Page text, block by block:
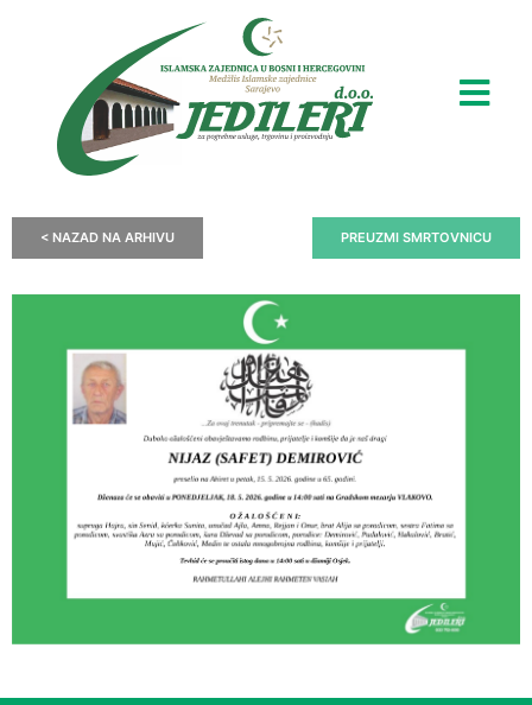
< NAZAD NA ARHIVU PREUZMI SMRTOVNICU